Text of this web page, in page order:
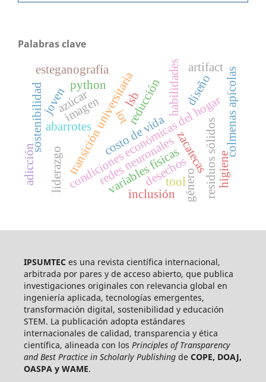
Palabras clave
condiciones económicas del hogar
costo de vida
transición universitaria zacatecas colmenas apícolas
iot
redes neuronales
variables físicas
abarrotes
desechos
reducción
residuos sólidos
género
habilidades
imagen
liderazgo
sostenibilidad azúcar diseño
esteganografía
lsb
python
inclusión
artifact
tool
adicción higiene
joven
IPSUMTECes una revista científica internacional,
arbitrada por pares y de acceso abierto, que publica
investigaciones originales con relevancia global en
ingeniería aplicada, tecnologías emergentes,
transformación digital, sostenibilidad y educación
STEM. La publicación adopta estándares
internacionales de calidad, transparencia y ética
científica, alineada con los Principles of Transparency
and Best Practice in Scholarly Publishingde COPE, DOAJ,
OASPA y WAME.